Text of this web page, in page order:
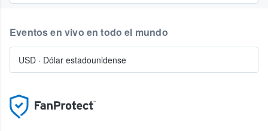
Eventos en vivo en todo el mundo
USD · Dólar estadounidense